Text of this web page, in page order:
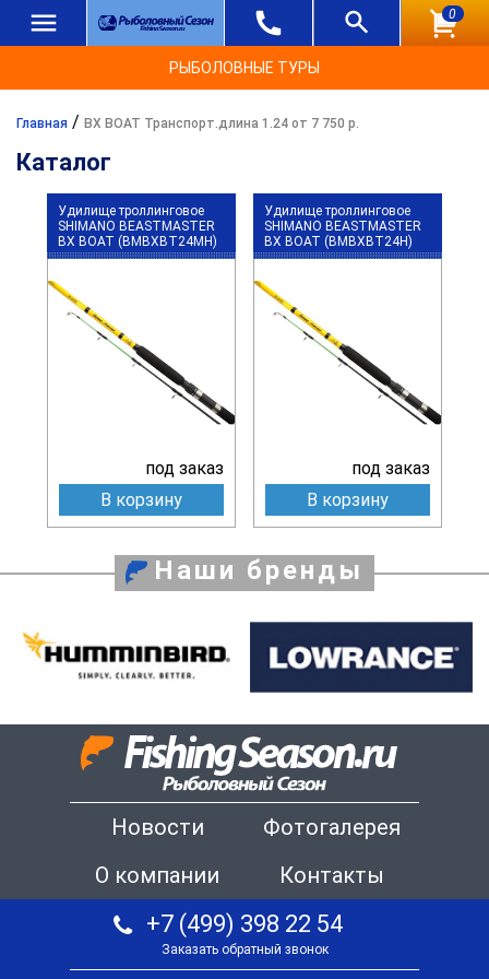
0
РЫБОЛОВНЫЕ ТУРЫ
Главная / BX BOAT Транспорт.длина 1.24 от 7 750 р.
Каталог
Удилище троллинговое
SHIMANO BEASTMASTER
BX BOAT (BMBXBT24MH)
под заказ
В корзину
Удилище троллинговое
SHIMANO BEASTMASTER
BX BOAT (BMBXBT24H)
под заказ
В корзину
Наши бренды
Новости
Фотогалерея
О компании
Контакты
+7 (499) 398 22 54
Заказать обратный звонок